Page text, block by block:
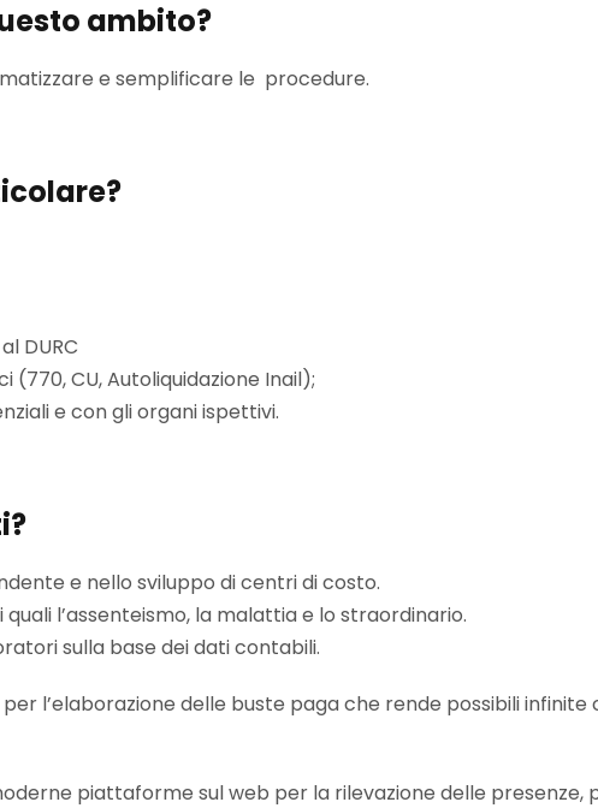
ambito?
e semplificare le procedure.
DURC
CU, Autoliquidazione Inail);
e con gli organi ispettivi.
e nello sviluppo di centri di costo.
l’assenteismo, la malattia e lo straordinario.
sulla base dei dati contabili.
l’elaborazione delle buste paga che rende possibili infinite
piattaforme sul web per la rilevazione delle presenze,